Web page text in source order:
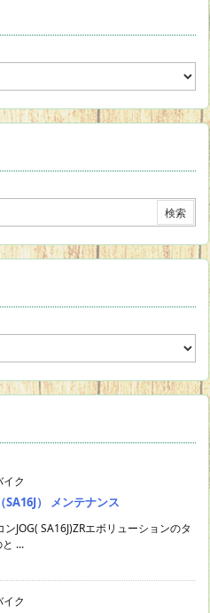
イク
SA16J） メンテナンス
JOG( SA16J)ZRエボリューションのタ
...
イク